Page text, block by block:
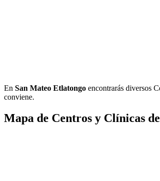
En San Mateo Etlatongo encontrarás diversos
conviene.
Mapa de Centros y Clínicas